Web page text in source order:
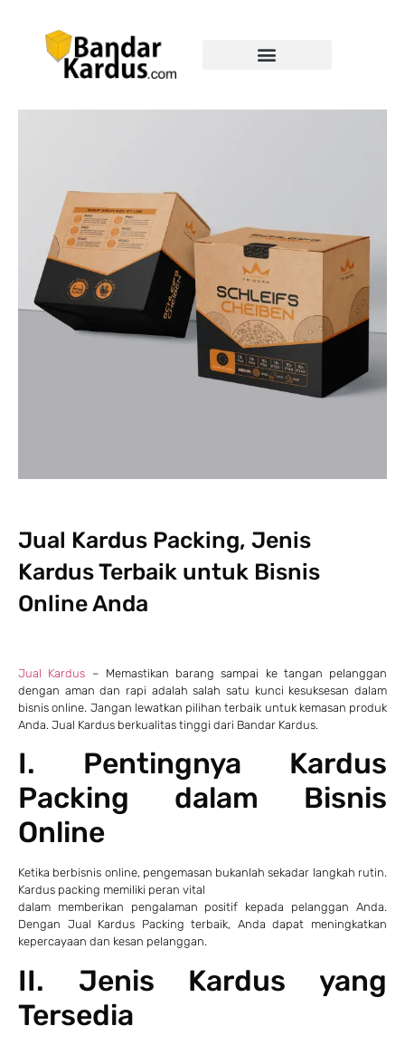
Jual Kardus Packing, Jenis
Kardus Terbaik untuk Bisnis
Online Anda
Jual Kardus – Memastikan barang sampai ke tangan pelanggan
dengan aman dan rapi adalah salah satu kunci kesuksesan dalam
bisnis online. Jangan lewatkan pilihan terbaik untuk kemasan produk
Anda. Jual Kardus berkualitas tinggi dari Bandar Kardus.
I. Pentingnya Kardus
Packing dalam Bisnis
Online
Ketika berbisnis online, pengemasan bukanlah sekadar langkah rutin.
Kardus packing memiliki peran vital
dalam memberikan pengalaman positif kepada pelanggan Anda.
Dengan Jual Kardus Packing terbaik, Anda dapat meningkatkan
kepercayaan dan kesan pelanggan.
II. Jenis Kardus yang
Tersedia